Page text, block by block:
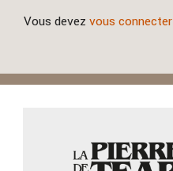
Vous devez vous connecter